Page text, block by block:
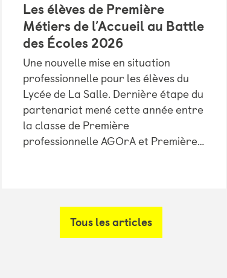
Les élèves de Première
Métiers de l’Accueil au Battle
des Écoles 2026
Une nouvelle mise en situation
professionnelle pour les élèves du
Lycée de La Salle. Dernière étape du
partenariat mené cette année entre
la classe de Première
professionnelle AGOrA et Première…
Tous les articles